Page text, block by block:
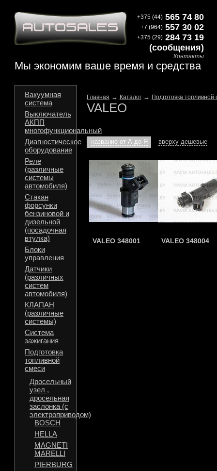
Мы экономим ваше время и средства
+375 (44) 565 74 80
+7 (964) 557 30 02
+375 (29) 284 73 19
(сообщения)
Контакты
Вакуумная
система
Выключатель
АКПП
многофункциональный
Диагностическое
оборудование
Реле
(различные
системы
автомобиля)
Стакан
форсунки
бензиновой и
дизельной
(посадочная
втулка)
Блоки
управления
Датчики
(различных
систем
автомобиля)
КЛАПАН
(различные
системы)
Система
зажигания
Подготовка
топливной
смеси
Дросельный
узел ,
дросельная
заслонка (с
электроприводом)
BOSCH
HELLA
MAGNETI
MARELLI
PIERBURG
Главная → Каталог→ Подготовка топливной
VALEO
название от А до Я вверху дешевые
VALEO 348001 VALEO 348004